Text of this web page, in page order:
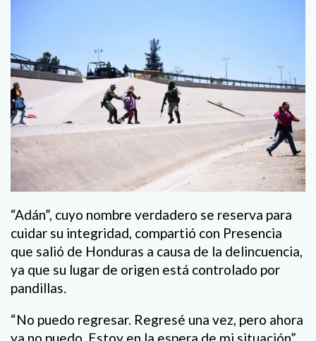
“Adán”, cuyo nombre verdadero se reserva para
cuidar su integridad, compartió con Presencia
que salió de Honduras a causa de la delincuencia,
ya que su lugar de origen está controlado por
pandillas.
“No puedo regresar. Regresé una vez, pero ahora